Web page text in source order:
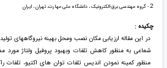
2- گروه مهندسی برق-الکترونیک ، دانشگاه ملی مهارت، تهران ، ایران
چکیده :
در این مقاله ارزیابی مکان نصب ومحل بهینه نیروگاههای
شعاعی به منظور کاهش تلفات وبهبود پروفیل ولتاژ مورد
منظور کمینه نمودن اندیس تلفات توان های اکتیو، تلفات